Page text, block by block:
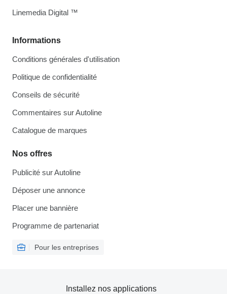
Informations
Conditions générales d'utilisation
Politique de confidentialité
Conseils de sécurité
Commentaires sur Autoline
Catalogue de marques
Nos offres
Publicité sur Autoline
Déposer une annonce
Placer une bannière
Programme de partenariat
Pour les entreprises
Linemedia Digital ™
Installez nos applications